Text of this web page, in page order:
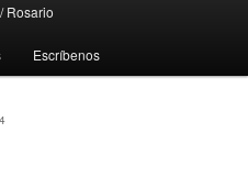
Rosario
Escríbenos